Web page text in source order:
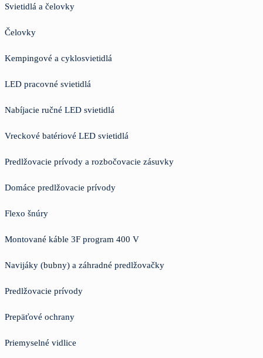
Svietidlá a čelovky
Čelovky
Kempingové a cyklosvietidlá
LED pracovné svietidlá
Nabíjacie ručné LED svietidlá
Vreckové batériové LED svietidlá
Predlžovacie prívody a rozbočovacie zásuvky
Domáce predlžovacie prívody
Flexo šnúry
Montované káble 3F program 400 V
Navijáky (bubny) a záhradné predlžovačky
Predlžovacie prívody
Prepäťové ochrany
Priemyselné vidlice